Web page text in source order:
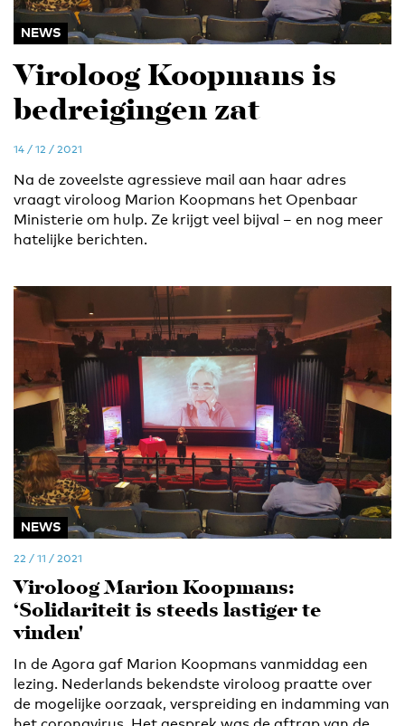
NEWS
Viroloog Koopmans is
bedreigingen zat
14 / 12 / 2021
Na de zoveelste agressieve mail aan haar adres
vraagt viroloog Marion Koopmans het Openbaar
Ministerie om hulp. Ze krijgt veel bijval – en nog meer
hatelijke berichten.
NEWS
22 / 11 / 2021
Viroloog Marion Koopmans:
‘Solidariteit is steeds lastiger te
vinden'
In de Agora gaf Marion Koopmans vanmiddag een
lezing. Nederlands bekendste viroloog praatte over
de mogelijke oorzaak, verspreiding en indamming van